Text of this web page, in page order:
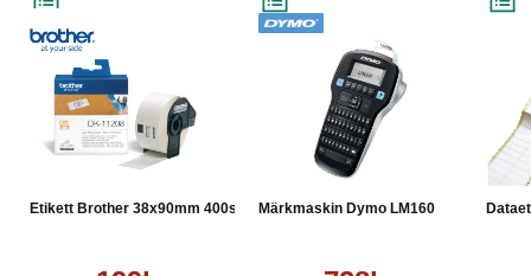
Etikett Brother 38x90mm 400st Märkmaskin Dymo LM160